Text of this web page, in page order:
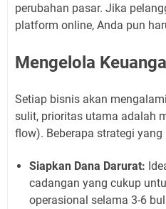
perubahan pasar. Jika
platform online, Anda pun
Mengelola
Setiap bisnis akan
sulit, prioritas utama adalah
flow). Beberapa strategi
Siapkan Dana Darurat:
cadangan yang cukup
operasional selama 3-6